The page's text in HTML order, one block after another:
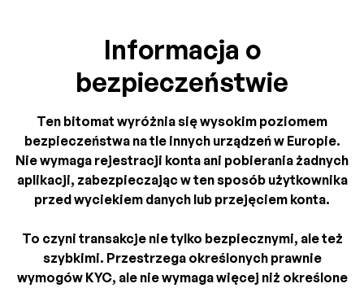
Informacja o
bezpieczeństwie
Ten bitomat wyróżnia się wysokim poziomem
bezpieczeństwa na tle innych urządzeń w Europie.
Nie wymaga rejestracji konta ani pobierania żadnych
aplikacji, zabezpieczając w ten sposób użytkownika
przed wyciekiem danych lub przejęciem konta.
To czyni transakcje nie tylko bezpiecznymi, ale też
szybkimi. Przestrzega określonych prawnie
wymogów KYC, ale nie wymaga więcej niż określone